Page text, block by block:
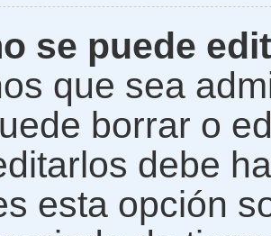
se puede
que sea
borrar o
debe
esta opción